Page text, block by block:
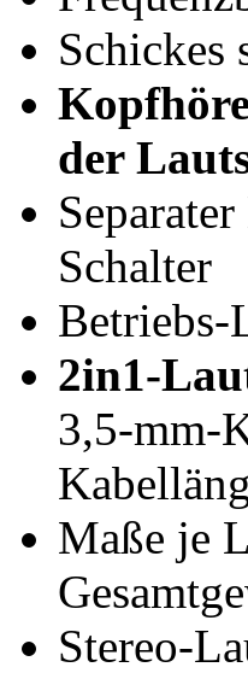
Schickes
der
Schalter
Betriebs-
2in1-
3,5-mm-
Maße je
Stereo-